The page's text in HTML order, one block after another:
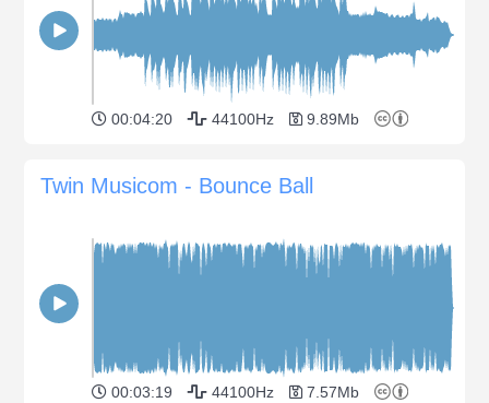
00:04:20 44100Hz 9.89Mb
Twin Musicom - Bounce Ball
00:03:19 44100Hz 7.57Mb